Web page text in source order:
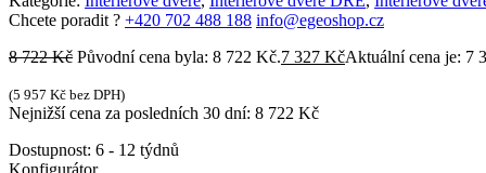
Chcete poradit ? +420 702 488 188 info@egeoshop.cz
8 722Kč Původní cena byla: 8 722 Kč.7 327 KčAktuální cena je: 7
(5 957 Kč bez DPH)
Nejnižší cena za posledních 30 dní: 8 722 Kč
Dostupnost: 6 - 12 týdnů
Konfigurátor